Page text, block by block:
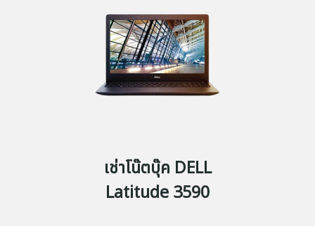
เช่าโน๊ตบุ๊ค DELL
Latitude 3590